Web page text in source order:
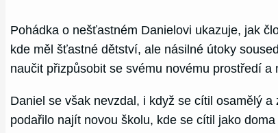
Pohádka o nešťastném Danielovi ukazuje, jak
kde měl šťastné dětství, ale násilné útoky
naučit přizpůsobit se svému novému prostředí
Daniel se však nevzdal, i když se cítil osamělý
podařilo najít novou školu, kde se cítil jako